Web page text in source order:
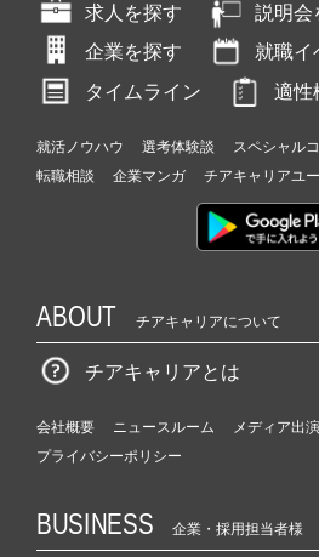
求人を探す
説明会
企業を探す
就職イ
タイムライン
適性
就活ノウハウ 選考体験談 スペシャル
転職相談
企業マンガ チアキャリアユ
ABOUT チアキャリアについて
チアキャリアとは
会社概要 ニュースルーム
メディア出
プライバシーポリシー
BUSINESS 企業・採用担当者様